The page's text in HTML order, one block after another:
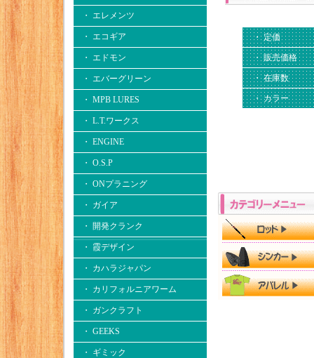
・ エレメンツ
・ エコギア
・ エドモン
・ エバーグリーン
・ MPB LURES
・ L.T.ワークス
・ ENGINE
・ O.S.P
・ ONプラニング
・ ガイア
・ 開発クランク
・ 霞デザイン
・ カハラジャパン
・ カリフォルニアワーム
・ ガンクラフト
・ GEEKS
・ ギミック
・ 定価
・ 販売価格
・ 在庫数
・ カラー